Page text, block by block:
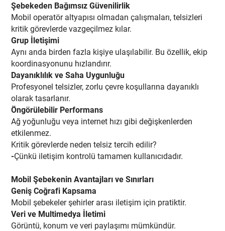
Şebekeden Bağımsız Güvenilirlik
Mobil operatör altyapısı olmadan çalışmaları, telsizleri
kritik görevlerde vazgeçilmez kılar.
Grup İletişimi
Aynı anda birden fazla kişiye ulaşılabilir. Bu özellik, ekip
koordinasyonunu hızlandırır.
Dayanıklılık ve Saha Uygunluğu
Profesyonel telsizler, zorlu çevre koşullarına dayanıklı
olarak tasarlanır.
Öngörülebilir Performans
Ağ yoğunluğu veya internet hızı gibi değişkenlerden
etkilenmez.
Kritik görevlerde neden telsiz tercih edilir?
-Çünkü iletişim kontrolü tamamen kullanıcıdadır.
Mobil Şebekenin Avantajları ve Sınırları
Geniş Coğrafi Kapsama
Mobil şebekeler şehirler arası iletişim için pratiktir.
Veri ve Multimedya İletimi
Görüntü, konum ve veri paylaşımı mümkündür.